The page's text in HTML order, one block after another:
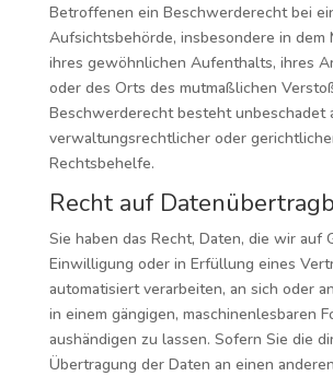
Betroffenen ein Beschwerderecht bei
Aufsichtsbehörde, insbesondere in dem
ihres gewöhnlichen Aufenthalts, ihres
oder des Orts des mutmaßlichen
Beschwerderecht besteht unbeschadet
verwaltungsrechtlicher oder
Rechtsbehelfe.
Recht auf
Sie haben das Recht, Daten, die wir auf
Einwilligung oder in Erfüllung eines
automatisiert verarbeiten, an sich oder
in einem gängigen, maschinenlesbaren
aushändigen zu lassen. Sofern Sie die
Übertragung der Daten an einen anderen